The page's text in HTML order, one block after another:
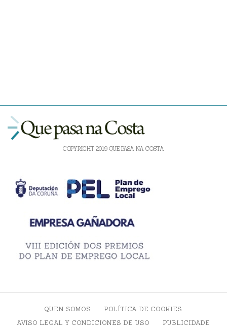
COPYRIGHT 2019 QUE PASA NA COSTA
QUEN SOMOS
POLÍTICA DE COOKIES
AVISO LEGAL Y CONDICIONES DE USO
PUBLICIDADE